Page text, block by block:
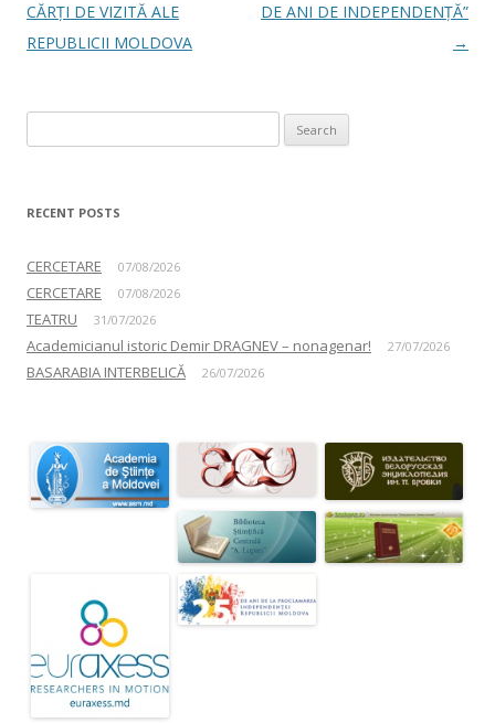
CĂRȚI DE VIZITĂ ALE
REPUBLICII MOLDOVA
DE ANI DE INDEPENDENȚĂ”
→
RECENT POSTS
CERCETARE 07/08/2026
CERCETARE 07/08/2026
TEATRU 31/07/2026
Academicianul istoric Demir DRAGNEV – nonagenar! 27/07/2026
BASARABIA INTERBELICĂ 26/07/2026